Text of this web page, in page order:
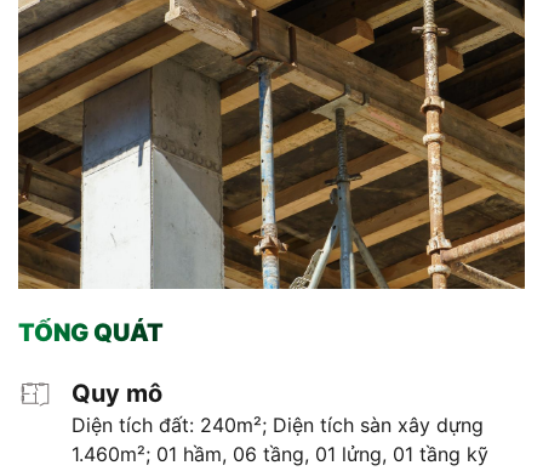
TỔNG QUÁT
Quy mô
Diện tích đất: 240m²; Diện tích sàn xây dựng
1.460m²; 01 hầm, 06 tầng, 01 lửng, 01 tầng kỹ